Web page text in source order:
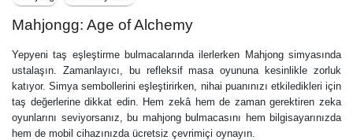
Mahjongg: Age of Alchemy
Yepyeni taş eşleştirme bulmacalarında ilerlerken Mahjong simyasında
ustalaşın. Zamanlayıcı, bu refleksif masa oyununa kesinlikle zorluk
katıyor. Simya sembollerini eşleştirirken, nihai puanınızı etkiledikleri için
taş değerlerine dikkat edin. Hem zekâ hem de zaman gerektiren zeka
oyunlarını seviyorsanız, bu mahjong bulmacasını hem bilgisayarınızda
hem de mobil cihazınızda ücretsiz çevrimiçi oynayın.